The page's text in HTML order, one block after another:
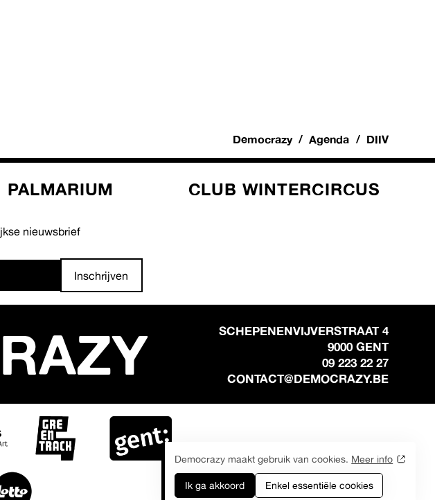
Democrazy maakt gebruik van cookies. Meer info
Ik ga akkoord Enkel essentiële cookies
Democrazy Agenda DIIV
PALMARIUM CLUB WINTERCIRCUS
nieuwsbrief
Inschrijven
SCHEPENENVIJVERSTRAAT 4
9000 GENT
09 223 22 27
CONTACT@DEMOCRAZY.BE